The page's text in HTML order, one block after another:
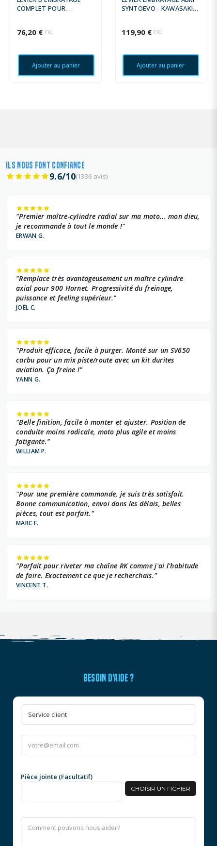
COMPLET POUR
76,20 € TTC
Ajouter au panier
SYNTOEVO - KAWASAKI Z
119,90 € TTC
Ajouter au panier
ILS NOUS FONT CONFIANCE
9.6/10(1336 avis)
"Premier maître-cylindre radial sur ma moto... mon dieu,
je recommande à tout le monde !"
ERWAN G.
"Remplace très avantageusement un maître cylindre
axial pour 900 Hornet. Progressivité du freinage,
puissance et feeling supérieur."
JOËL C.
"Produit efficace, facile à purger. Monté sur un SV650
carbu pour un mix piste/route avec un kit durites
aviation. Ça freine !"
YANN G.
"Belle finition, facile à monter et ajuster. Position de
conduite moins radicale, moto plus agile et moins
fatigante."
WILLIAM P.
"Pour une première commande, je suis très satisfait.
Bonne communication, envoi dans les délais, belles
pièces, tout est parfait."
MARC F.
"Parfait pour riveter ma chaîne RK comme j'ai l'habitude
de faire. Exactement ce que je recherchais."
VINCENT T.
BESOIN D'AIDE ?
Pièce jointe (Facultatif)
CHOISIR UN FICHIER